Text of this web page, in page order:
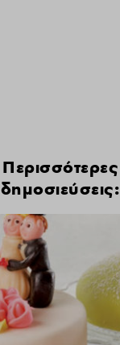
Περισσότερες
δημοσιεύσεις: